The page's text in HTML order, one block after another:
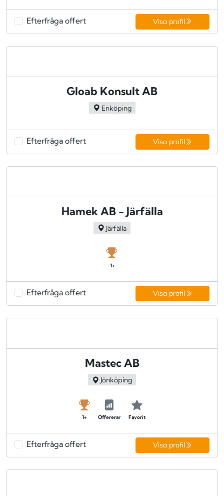
Efterfråga offert Visa profil
Gloab Konsult AB
Enköping
Efterfråga offert Visa profil
Hamek AB - Järfälla
Järfälla
1+
Efterfråga offert Visa profil
Mastec AB
Jönköping
1+ Offererar Favorit
Efterfråga offert Visa profil